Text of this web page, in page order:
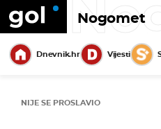
Nogomet
Dnevnik.hr Vijesti
NIJE SE PROSLAVIO